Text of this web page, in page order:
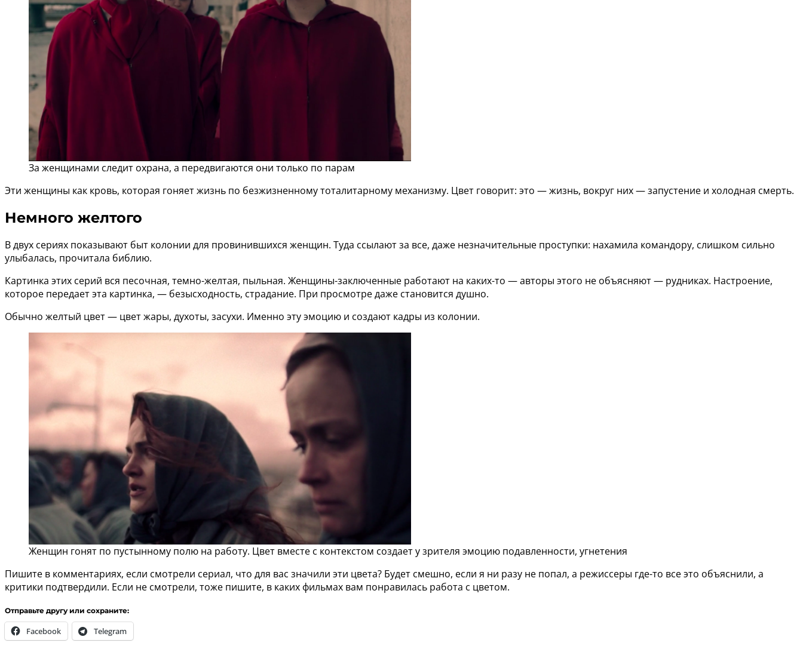
За женщинами следит охрана, а передвигаются они только по парам
Эти женщины как кровь, которая гоняет жизнь по безжизненному тоталитарному механизму. Цвет говорит: это — жизнь, вокруг них — запустение и холодная смерть.
Немного желтого
В двух сериях показывают быт колонии для провинившихся женщин. Туда ссылают за все, даже незначительные проступки: нахамила командору, слишком сильно
улыбалась, прочитала библию.
Картинка этих серий вся песочная, темно-желтая, пыльная. Женщины-заключенные работают на каких-то — авторы этого не объясняют — рудниках. Настроение,
которое передает эта картинка, — безысходность, страдание. При просмотре даже становится душно.
Обычно желтый цвет — цвет жары, духоты, засухи. Именно эту эмоцию и создают кадры из колонии.
Женщин гонят по пустынному полю на работу. Цвет вместе с контекстом создает у зрителя эмоцию подавленности, угнетения
Пишите в комментариях, если смотрели сериал, что для вас значили эти цвета? Будет смешно, если я ни разу не попал, а режиссеры где-то все это объяснили, а
критики подтвердили. Если не смотрели, тоже пишите, в каких фильмах вам понравилась работа с цветом.
Отправьте другу или сохраните:
Facebook Telegram